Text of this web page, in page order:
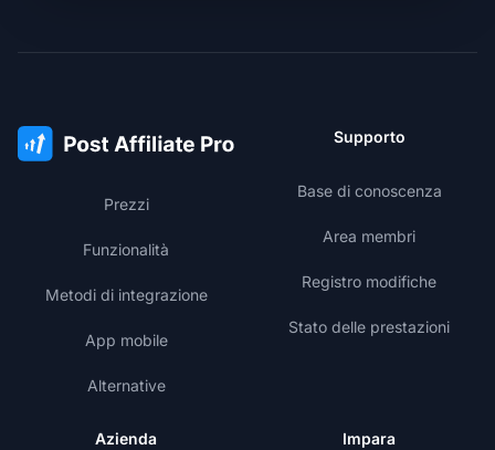
Prezzi
Funzionalità
Metodi di integrazione
App mobile
Alternative
Supporto
Base di conoscenza
Area membri
Registro modifiche
Stato delle prestazioni
Azienda Impara